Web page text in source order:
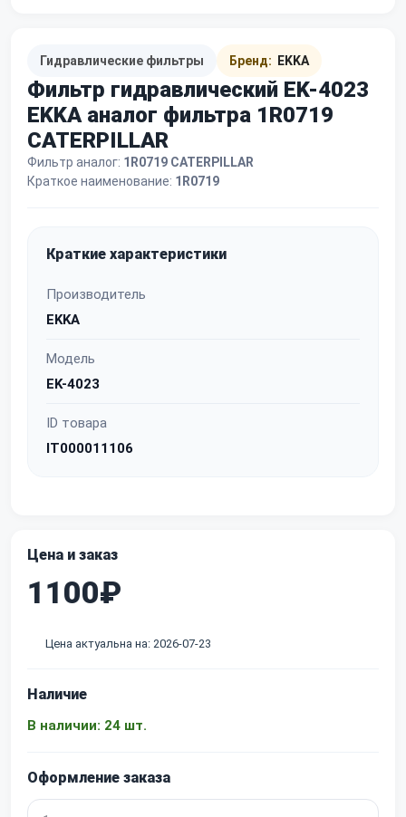
Гидравлические фильтры Бренд: EKKA
Фильтр гидравлический EK-4023
EKKA аналог фильтра 1R0719
CATERPILLAR
Фильтр аналог: 1R0719 CATERPILLAR
Краткое наименование: 1R0719
Краткие характеристики
Производитель
EKKA
Модель
EK-4023
ID товара
IT000011106
Цена и заказ
1100₽
Цена актуальна на: 2026-07-23
Наличие
В наличии: 24 шт.
Оформление заказа